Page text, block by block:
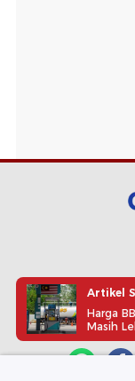
Redaksi
Info
Artikel
Harga
Masih